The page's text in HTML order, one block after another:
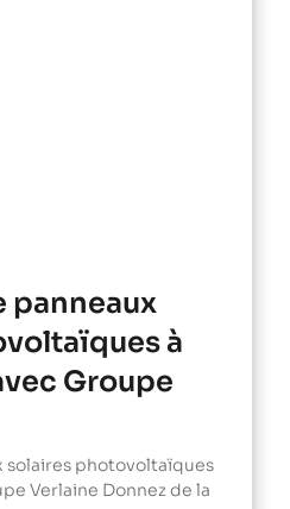
panneaux
à
Groupe
solaires photovoltaïques
Verlaine Donnez de la